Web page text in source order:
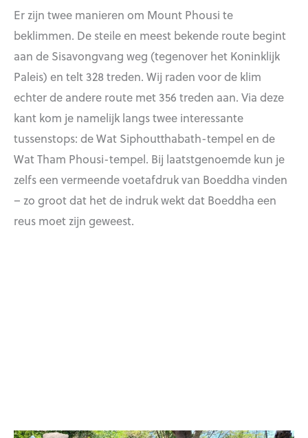
Er zijn twee manieren om Mount Phousi te
beklimmen. De steile en meest bekende route begint
aan de Sisavongvang weg (tegenover het Koninklijk
Paleis) en telt 328 treden. Wij raden voor de klim
echter de andere route met 356 treden aan. Via deze
kant kom je namelijk langs twee interessante
tussenstops: de Wat Siphoutthabath-tempel en de
Wat Tham Phousi-tempel. Bij laatstgenoemde kun je
zelfs een vermeende voetafdruk van Boeddha vinden
– zo groot dat het de indruk wekt dat Boeddha een
reus moet zijn geweest.